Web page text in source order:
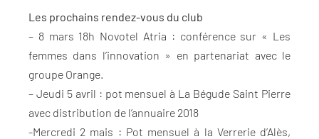
Les prochains rendez-vous du club
– 8 mars 18h Novotel Atria : conférence sur « Les
femmes dans l’innovation » en partenariat avec le
groupe Orange.
– Jeudi 5 avril : pot mensuel à La Bégude Saint Pierre
avec distribution de l’annuaire 2018
-Mercredi 2 mais : Pot mensuel à la Verrerie d’Alès,